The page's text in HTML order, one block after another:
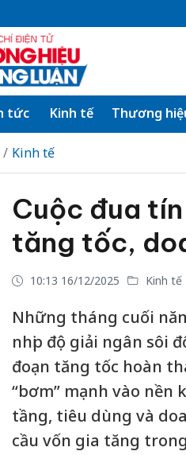
tức Kinh tế Thương
Kinh tế
Cuộc đua
tăng tốc,
10:13 16/12/2025 Kinh tế
Những tháng cuối
nhịp độ giải ngân sôi
đoạn tăng tốc hoàn
“bơm” mạnh vào nền
tầng, tiêu dùng và
cầu vốn gia tăng